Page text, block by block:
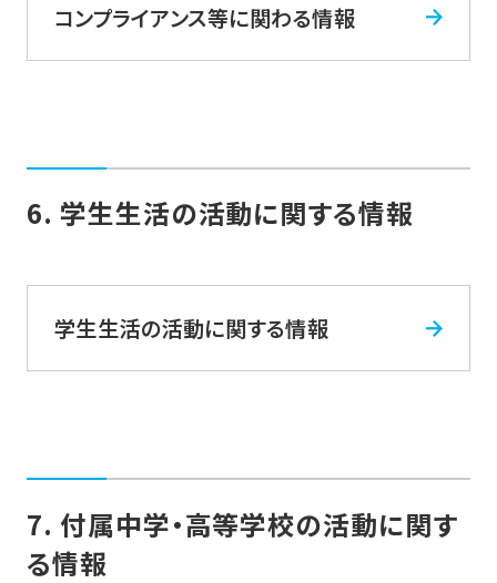
コンプライアンス等に関わる情報
6. 学生生活の活動に関する情報
学生生活の活動に関する情報
7. 付属中学・高等学校の活動に関す
る情報